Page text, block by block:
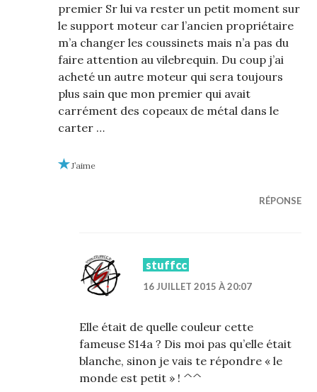
premier Sr lui va rester un petit moment sur
le support moteur car l’ancien propriétaire
m’a changer les coussinets mais n’a pas du
faire attention au vilebrequin. Du coup j’ai
acheté un autre moteur qui sera toujours
plus sain que mon premier qui avait
carrément des copeaux de métal dans le
carter …
J’aime
RÉPONSE
stuffcc
16 JUILLET 2015 À 20:07
Elle était de quelle couleur cette
fameuse S14a ? Dis moi pas qu’elle était
blanche, sinon je vais te répondre « le
monde est petit » ! ^^